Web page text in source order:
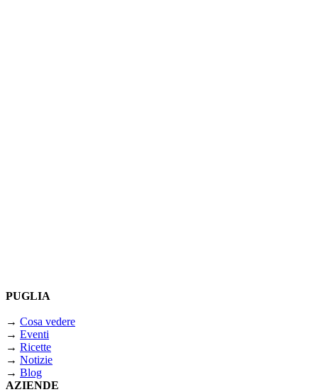
PUGLIA
→ Cosa vedere
→ Eventi
→ Ricette
→ Notizie
→ Blog
AZIENDE